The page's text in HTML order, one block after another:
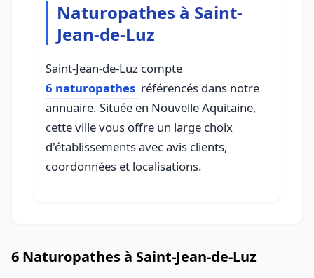
Naturopathes à Saint-
Jean-de-Luz
Saint-Jean-de-Luz compte
6 naturopathes référencés dans notre
annuaire. Située en Nouvelle Aquitaine,
cette ville vous offre un large choix
d'établissements avec avis clients,
coordonnées et localisations.
6 Naturopathes à Saint-Jean-de-Luz